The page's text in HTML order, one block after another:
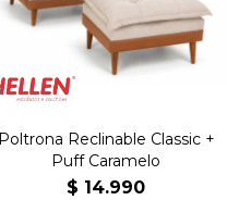
Poltrona Reclinable Classic +
Puff Caramelo
$ 14.990